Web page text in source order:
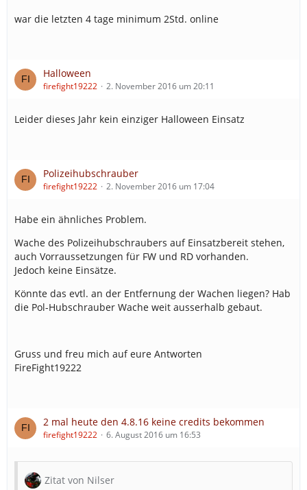
war die letzten 4 tage minimum 2Std. online
Halloween
firefight19222 2. November 2016 um 20:11
Leider dieses Jahr kein einziger Halloween Einsatz
Polizeihubschrauber
firefight19222 2. November 2016 um 17:04
Habe ein ähnliches Problem.
Wache des Polizeihubschraubers auf Einsatzbereit stehen,
auch Vorraussetzungen für FW und RD vorhanden.
Jedoch keine Einsätze.
Könnte das evtl. an der Entfernung der Wachen liegen? Hab
die Pol-Hubschrauber Wache weit ausserhalb gebaut.
Gruss und freu mich auf eure Antworten
FireFight19222
2 mal heute den 4.8.16 keine credits bekommen
firefight19222 6. August 2016 um 16:53
Zitat von Nilser